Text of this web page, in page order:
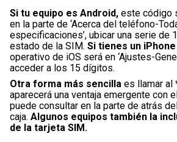
Si tu equipo es Android, este código
en la parte de ‘Acerca del teléfono-
especificaciones’, ubicar una serie de
estado de la SIM. Si tienes un iPhone
operativo de iOS será en ‘Ajustes-
acceder a los 15 dígitos.
Otra forma más sencilla es llamar al
aparecerá una ventaja emergente con
puede consultar en la parte de atrás
caja. Algunos equipos también la
de la tarjeta SIM.